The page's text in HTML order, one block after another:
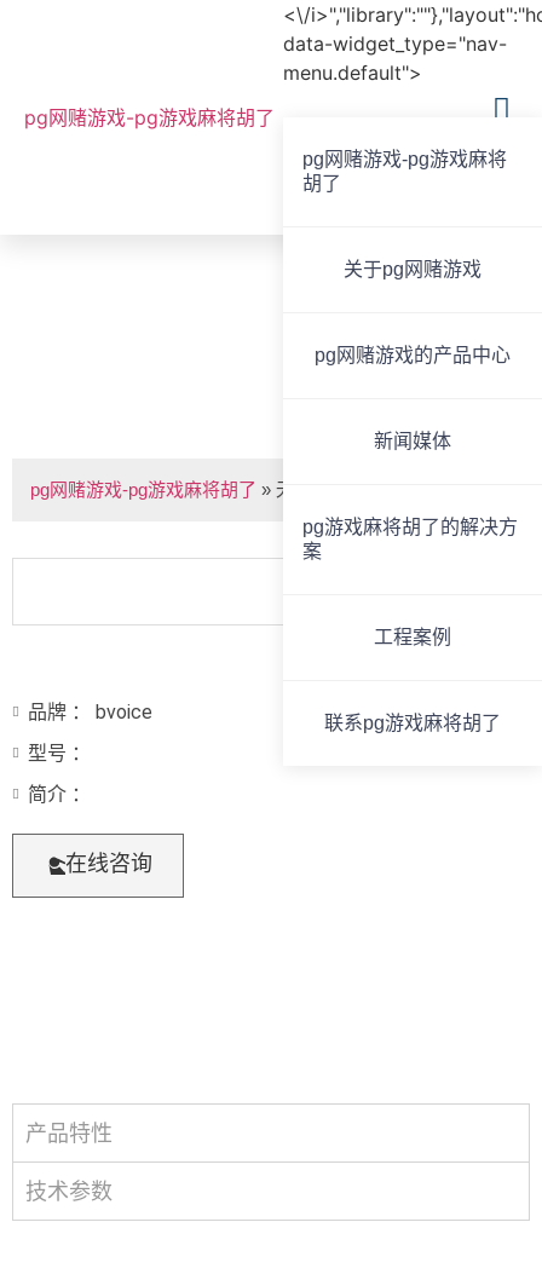
pg网赌游戏-pg游戏麻将胡了
<\/
data-widget_type="nav-
menu.default">
pg网赌游戏-pg游戏麻将
胡了
关于pg网赌游戏
pg网赌游戏的产品中心
新闻媒体
pg游戏麻将胡了的解决方
案
工程案例
联系pg游戏麻将胡了
pg网赌游戏-pg游戏麻将胡了 » 无线会议系统
品牌 ： bvoice
型号 ：
简介 ：
在线咨询
产品特性
技术参数